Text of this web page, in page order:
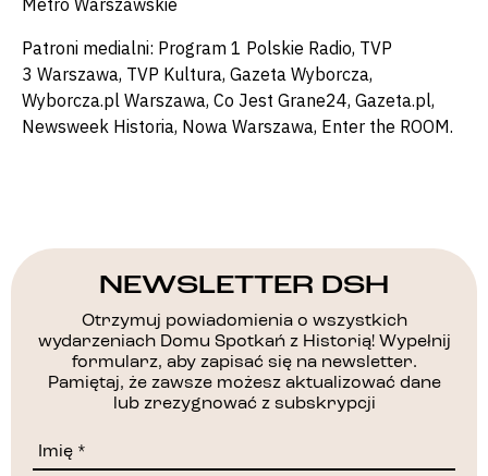
Metro Warszawskie
Patroni medialni: Program 1 Polskie Radio, TVP
3 Warszawa, TVP Kultura, Gazeta Wyborcza,
Wyborcza.pl Warszawa, Co Jest Grane24, Gazeta.pl,
Newsweek Historia, Nowa Warszawa, Enter the ROOM.
NEWSLETTER DSH
Otrzymuj powiadomienia o wszystkich
wydarzeniach Domu Spotkań z Historią! Wypełnij
formularz, aby zapisać się na newsletter.
Pamiętaj, że zawsze możesz aktualizować dane
lub zrezygnować z subskrypcji